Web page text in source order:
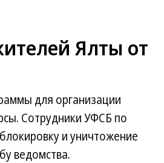
Ялты от
для организации
Сотрудники УФСБ по
и уничтожение
ведомства.